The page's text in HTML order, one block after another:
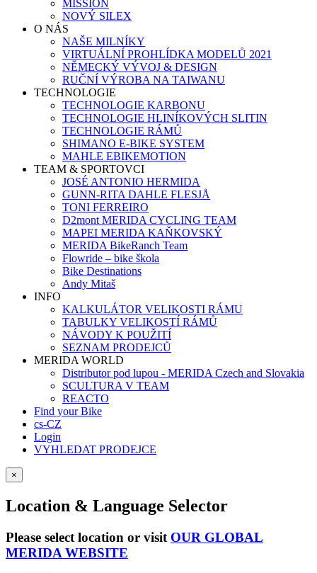
MISSION
NOVÝ SILEX
O NÁS
NAŠE MILNÍKY
VIRTUÁLNÍ PROHLÍDKA MODELŮ 2021
NĚMECKÝ VÝVOJ & DESIGN
RUČNÍ VÝROBA NA TAIWANU
TECHNOLOGIE
TECHNOLOGIE KARBONU
TECHNOLOGIE HLINÍKOVÝCH SLITIN
TECHNOLOGIE RÁMŮ
SHIMANO E-BIKE SYSTEM
MAHLE EBIKEMOTION
TEAM & SPORTOVCI
JOSÉ ANTONIO HERMIDA
GUNN-RITA DAHLE FLESJÅ
TONI FERREIRO
D2mont MERIDA CYCLING TEAM
MAPEI MERIDA KAŇKOVSKÝ
MERIDA BikeRanch Team
Flowride – bike škola
Bike Destinations
Andy Mitaš
INFO
KALKULÁTOR VELIKOSTI RÁMU
TABULKY VELIKOSTÍ RÁMŮ
NÁVODY K POUŽITÍ
SEZNAM PRODEJCŮ
MERIDA WORLD
Distributor pod lupou - MERIDA Czech and Slovakia
SCULTURA V TEAM
REACTO
Find your Bike
cs-CZ
Login
VYHLEDAT PRODEJCE
×
Location & Language Selector
Please select location or visit OUR GLOBAL
MERIDA WEBSITE